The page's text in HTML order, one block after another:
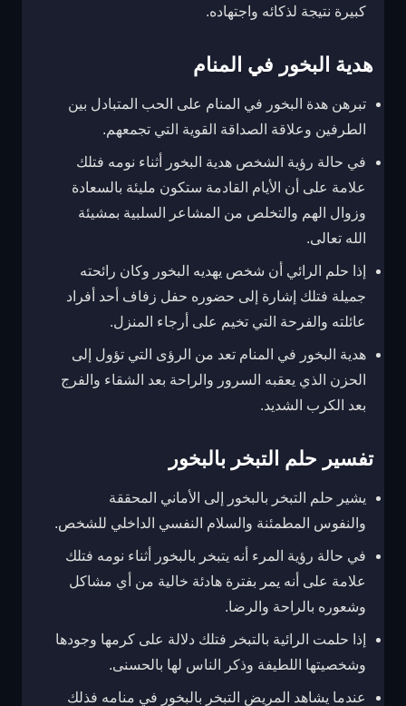
كبيرة نتيجة لذكائه واجتهاده.
هدية البخور في المنام
تبرهن هدة البخور في المنام على الحب المتبادل بين
الطرفين وعلاقة الصداقة القوية التي تجمعهم.
في حالة رؤية الشخص هدية البخور أثناء نومه فتلك
علامة على أن الأيام القادمة ستكون مليئة بالسعادة
وزوال الهم والتخلص من المشاعر السلبية بمشيئة
الله تعالى.
إذا حلم الرائي أن شخص يهديه البخور وكان رائحته
جميلة فتلك إشارة إلى حضوره حفل زفاف أحد أفراد
عائلته والفرحة التي تخيم على أرجاء المنزل.
هدية البخور في المنام تعد من الرؤى التي تؤول إلى
الحزن الذي يعقبه السرور والراحة بعد الشقاء والفرج
بعد الكرب الشديد.
تفسير حلم التبخر بالبخور
يشير حلم التبخر بالبخور إلى الأماني المحققة
والنفوس المطمئنة والسلام النفسي الداخلي للشخص.
في حالة رؤية المرء أنه يتبخر بالبخور أثناء نومه فتلك
علامة على أنه يمر بفترة هادئة خالية من أي مشاكل
وشعوره بالراحة والرضا.
إذا حلمت الرائية بالتبخر فتلك دلالة على كرمها وجودها
وشخصيتها اللطيفة وذكر الناس لها بالحسنى.
عندما يشاهد المريض التبخر بالبخور في منامه فذلك